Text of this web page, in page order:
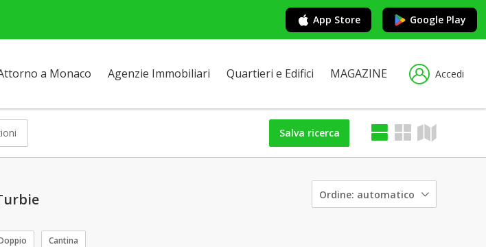
App Store Google Play
a Monaco Agenzie Immobiliari Quartieri e Edifici MAGAZINE Accedi
Ordine: automatico
Salva ricerca
Cantina